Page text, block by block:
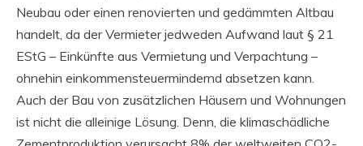
Neubau oder einen renovierten und gedämmten Altbau
handelt, da der Vermieter jedweden Aufwand laut § 21
EStG – Einkünfte aus Vermietung und Verpachtung –
ohnehin einkommensteuermindernd absetzen kann.
Auch der Bau von zusätzlichen Häusern und Wohnungen
ist nicht die alleinige Lösung. Denn, die klimaschädliche